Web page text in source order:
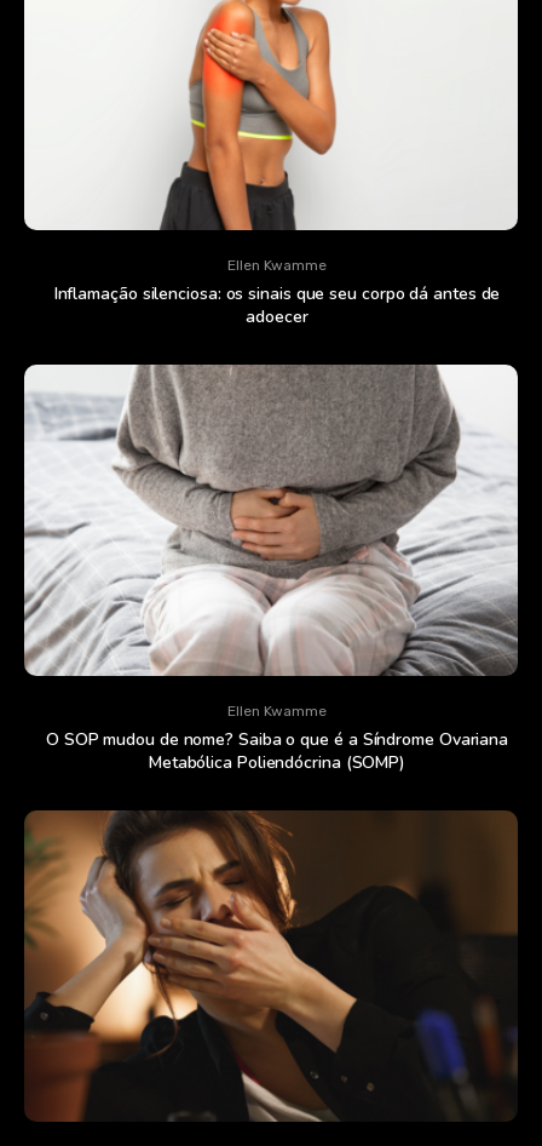
Ellen Kwamme
Inflamação silenciosa: os sinais que seu corpo dá antes de
adoecer
Ellen Kwamme
O SOP mudou de nome? Saiba o que é a Síndrome Ovariana
Metabólica Poliendócrina (SOMP)